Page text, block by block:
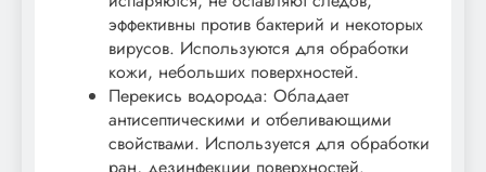
эффективны против бактерий и некоторых
вирусов. Используются для обработки
кожи, небольших поверхностей.
Перекись водорода: Обладает
антисептическими и отбеливающими
свойствами. Используется для обработки
ран, дезинфекции поверхностей.